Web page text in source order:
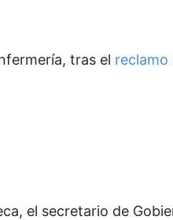
tras el reclamo
el secretario de